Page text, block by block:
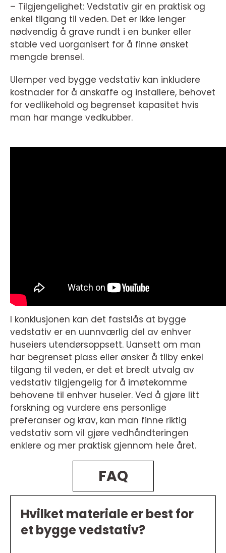
– Tilgjengelighet: Vedstativ gir en praktisk og
enkel tilgang til veden. Det er ikke lenger
nødvendig å grave rundt i en bunker eller
stable ved uorganisert for å finne ønsket
mengde brensel.
Ulemper ved bygge vedstativ kan inkludere
kostnader for å anskaffe og installere, behovet
for vedlikehold og begrenset kapasitet hvis
man har mange vedkubber.
I konklusjonen kan det fastslås at bygge
vedstativ er en uunnværlig del av enhver
huseiers utendørsoppsett. Uansett om man
har begrenset plass eller ønsker å tilby enkel
tilgang til veden, er det et bredt utvalg av
vedstativ tilgjengelig for å imøtekomme
behovene til enhver huseier. Ved å gjøre litt
forskning og vurdere ens personlige
preferanser og krav, kan man finne riktig
vedstativ som vil gjøre vedhåndteringen
enklere og mer praktisk gjennom hele året.
FAQ
Hvilket materiale er best for
et bygge vedstativ?